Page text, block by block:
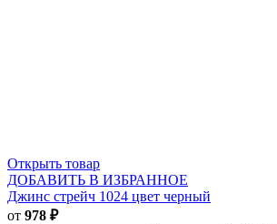
Открыть товар
ДОБАВИТЬ В ИЗБРАННОЕ
Джинс стрейч 1024 цвет черный
от 978 ₽